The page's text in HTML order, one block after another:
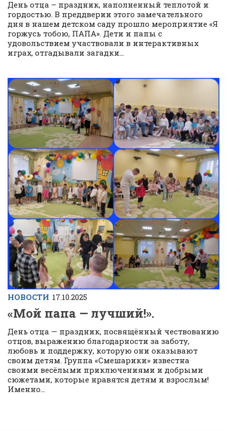
День отца – праздник, наполненный теплотой и
гордостью. В преддверии этого замечательного
дня в нашем детском саду прошло мероприятие «Я
горжусь тобою, ПАПА». Дети и папы с
удовольствием участвовали в интерактивных
играх, отгадывали загадки...
НОВОСТИ 17.10.2025
«Мой папа — лучший!».
День отца — праздник, посвящённый чествованию
отцов, выражению благодарности за заботу,
любовь и поддержку, которую они оказывают
своим детям. Группа «Смешарики» известна
своими весёлыми приключениями и добрыми
сюжетами, которые нравятся детям и взрослым!
Именно...